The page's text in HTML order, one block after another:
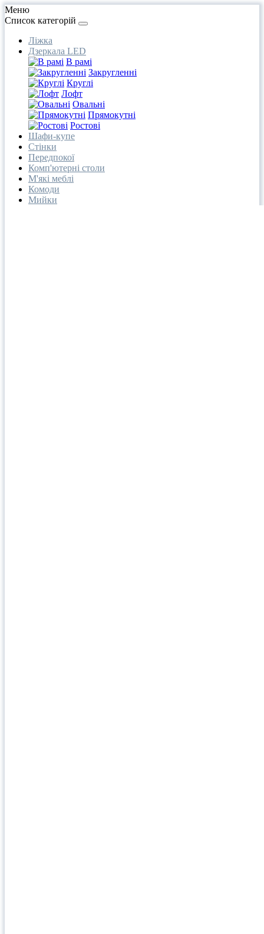
Меню
Список категорій
Ліжка
Дзеркала LED
В рамі
Закругленні
Круглі
Лофт
Овальні
Прямокутні
Ростові
Шафи-купе
Стінки
Передпокої
Комп'ютерні столи
М'які меблі
Комоди
Мийки